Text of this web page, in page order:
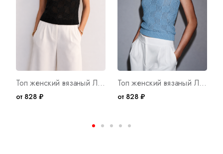
Топ женский вязаный Лето Ч Арт. 10751
от 828 ₽
Топ женский вязаный Лето Г Арт. 10769
от 828 ₽